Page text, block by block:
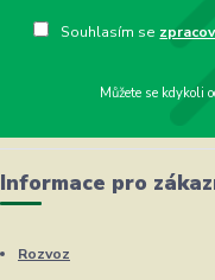
Souhlasím se
Můžete se
Informace pro
Rozvoz